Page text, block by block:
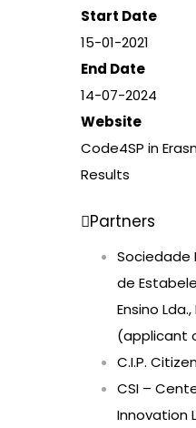
Start Date
15-01-2021
End Date
14-07-2024
Website
Code4SP in
Results
Partners
Sociedade
de
Ensino
(applicant
C.I.P.
CSI –
Innovation